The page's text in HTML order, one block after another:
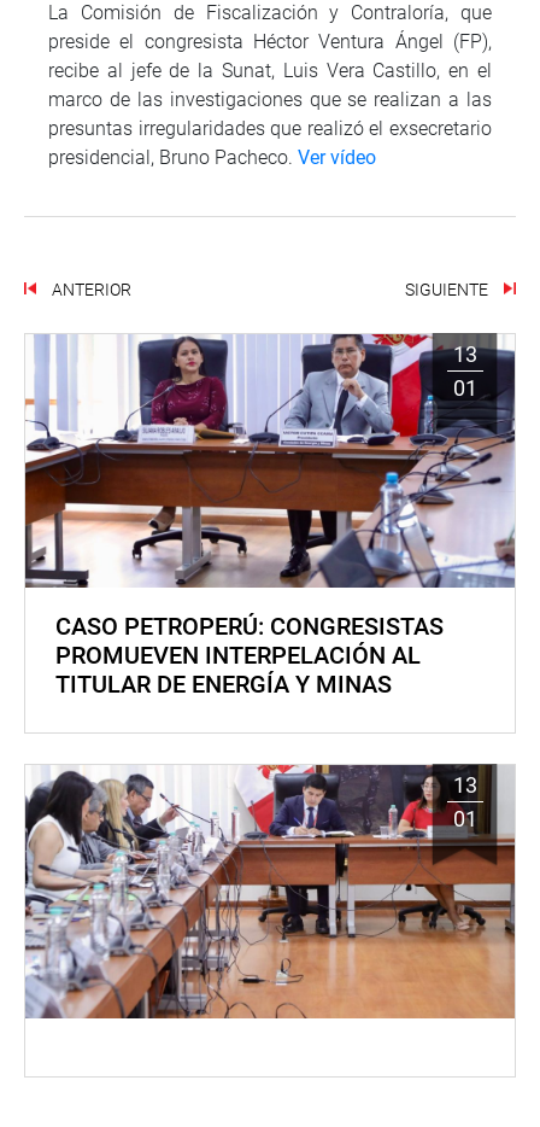
La Comisión de Fiscalización y Contraloría, que
preside el congresista Héctor Ventura Ángel (FP),
recibe al jefe de la Sunat, Luis Vera Castillo, en el
marco de las investigaciones que se realizan a las
presuntas irregularidades que realizó el exsecretario
presidencial, Bruno Pacheco. Ver vídeo
ANTERIOR SIGUIENTE
13
01
CASO PETROPERÚ: CONGRESISTAS
PROMUEVEN INTERPELACIÓN AL
TITULAR DE ENERGÍA Y MINAS
13
01